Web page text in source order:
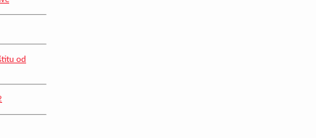
od